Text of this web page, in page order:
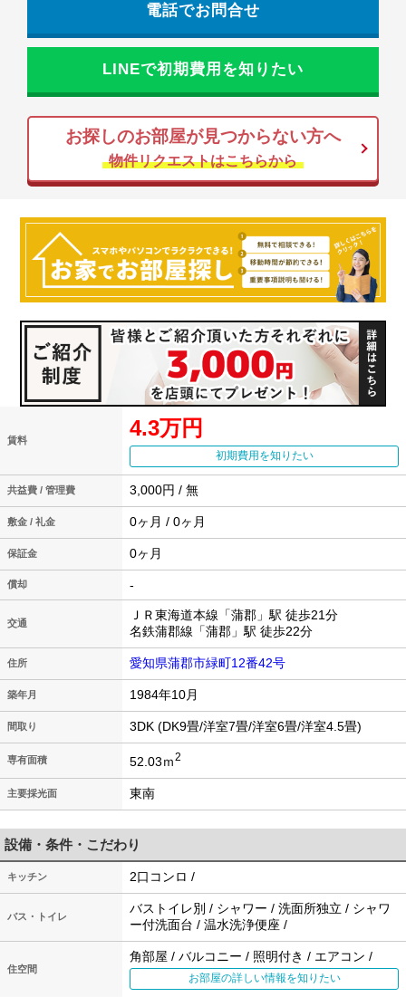
電話でお問合せ
LINEで初期費用を知りたい
お探しのお部屋が見つからない方へ
物件リクエストはこちらから
賃料 4.3万円
初期費用を知りたい
共益費 / 管理費 3,000円 / 無
敷金 / 礼金 0ヶ月 / 0ヶ月
保証金 0ヶ月
償却 -
交通
ＪＲ東海道本線「蒲郡」駅 徒歩21分
名鉄蒲郡線「蒲郡」駅 徒歩22分
住所 愛知県蒲郡市緑町12番42号
築年月 1984年10月
間取り 3DK (DK9畳/洋室7畳/洋室6畳/洋室4.5畳)
専有面積 52.03ｍ2
主要採光面 東南
設備・条件・こだわり
キッチン 2口コンロ /
バス・トイレ
バストイレ別 / シャワー / 洗面所独立 / シャワ
ー付洗面台 / 温水洗浄便座 /
住空間
角部屋 / バルコニー / 照明付き / エアコン /
お部屋の詳しい情報を知りたい